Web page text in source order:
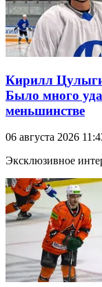
Кирилл
Было много
меньшинстве
06 августа 2026
Эксклюзивное